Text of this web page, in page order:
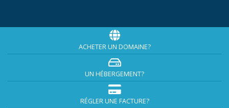
ACHETER UN DOMAINE?
UN HÉBERGEMENT?
RÉGLER UNE FACTURE?